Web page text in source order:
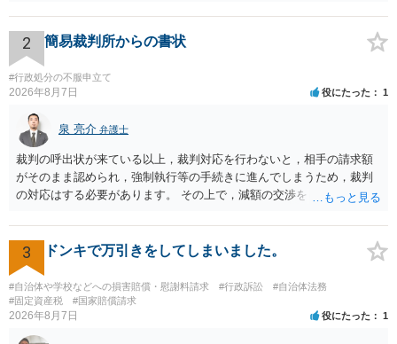
法律事務所での相談を検討ください。
2 簡易裁判所からの書状
#行政処分の不服申立て
2026年8月7日 役にたった 1
泉 亮介 弁護士
裁判の呼出状が来ている以上，裁判対応を行わないと，相手の請求額
がそのまま認められ，強制執行等の手続きに進んでしまうため，裁判
の対応はする必要があります。 その上で，減額の交渉をしたり，分割
ととなるかと思われます。 個別のご相談を希望される場合は，希望す
る弁護士に面談の予約を入れ日程調整の上で面談を行うと良いでしょ
う。
3 ドンキで万引きをしてしまいました。
#自治体や学校などへの損害賠償・慰謝料請求 #行政訴訟
#自治体法務
#固定資産税
#国家賠償請求
2026年8月7日 役にたった 1